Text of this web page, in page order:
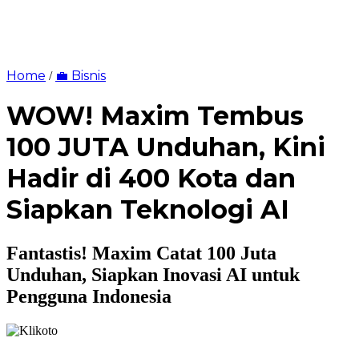
Home / 💼 Bisnis
WOW! Maxim Tembus
100 JUTA Unduhan, Kini
Hadir di 400 Kota dan
Siapkan Teknologi AI
Fantastis! Maxim Catat 100 Juta
Unduhan, Siapkan Inovasi AI untuk
Pengguna Indonesia